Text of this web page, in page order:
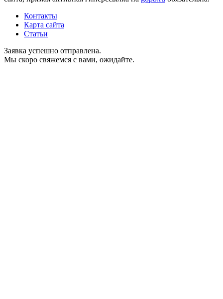
Контакты
Карта сайта
Статьи
Заявка успешно отправлена.
Мы скоро свяжемся с вами, ожидайте.